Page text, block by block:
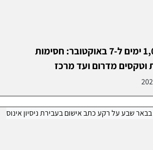
ממחר, ציון 1,000 ימים ל-7 באוקטובר: חסימות
וטקסים מדרום ועד מרכז